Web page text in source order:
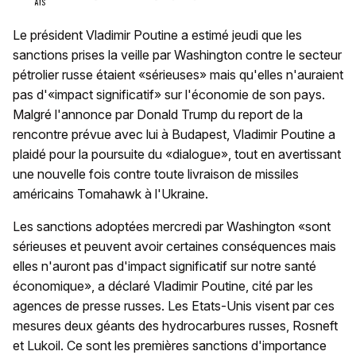
Le président Vladimir Poutine a estimé jeudi que les
sanctions prises la veille par Washington contre le secteur
pétrolier russe étaient «sérieuses» mais qu'elles n'auraient
pas d'«impact significatif» sur l'économie de son pays.
Malgré l'annonce par Donald Trump du report de la
rencontre prévue avec lui à Budapest, Vladimir Poutine a
plaidé pour la poursuite du «dialogue», tout en avertissant
une nouvelle fois contre toute livraison de missiles
américains Tomahawk à l'Ukraine.
Les sanctions adoptées mercredi par Washington «sont
sérieuses et peuvent avoir certaines conséquences mais
elles n'auront pas d'impact significatif sur notre santé
économique», a déclaré Vladimir Poutine, cité par les
agences de presse russes. Les Etats-Unis visent par ces
mesures deux géants des hydrocarbures russes, Rosneft
et Lukoil. Ce sont les premières sanctions d'importance